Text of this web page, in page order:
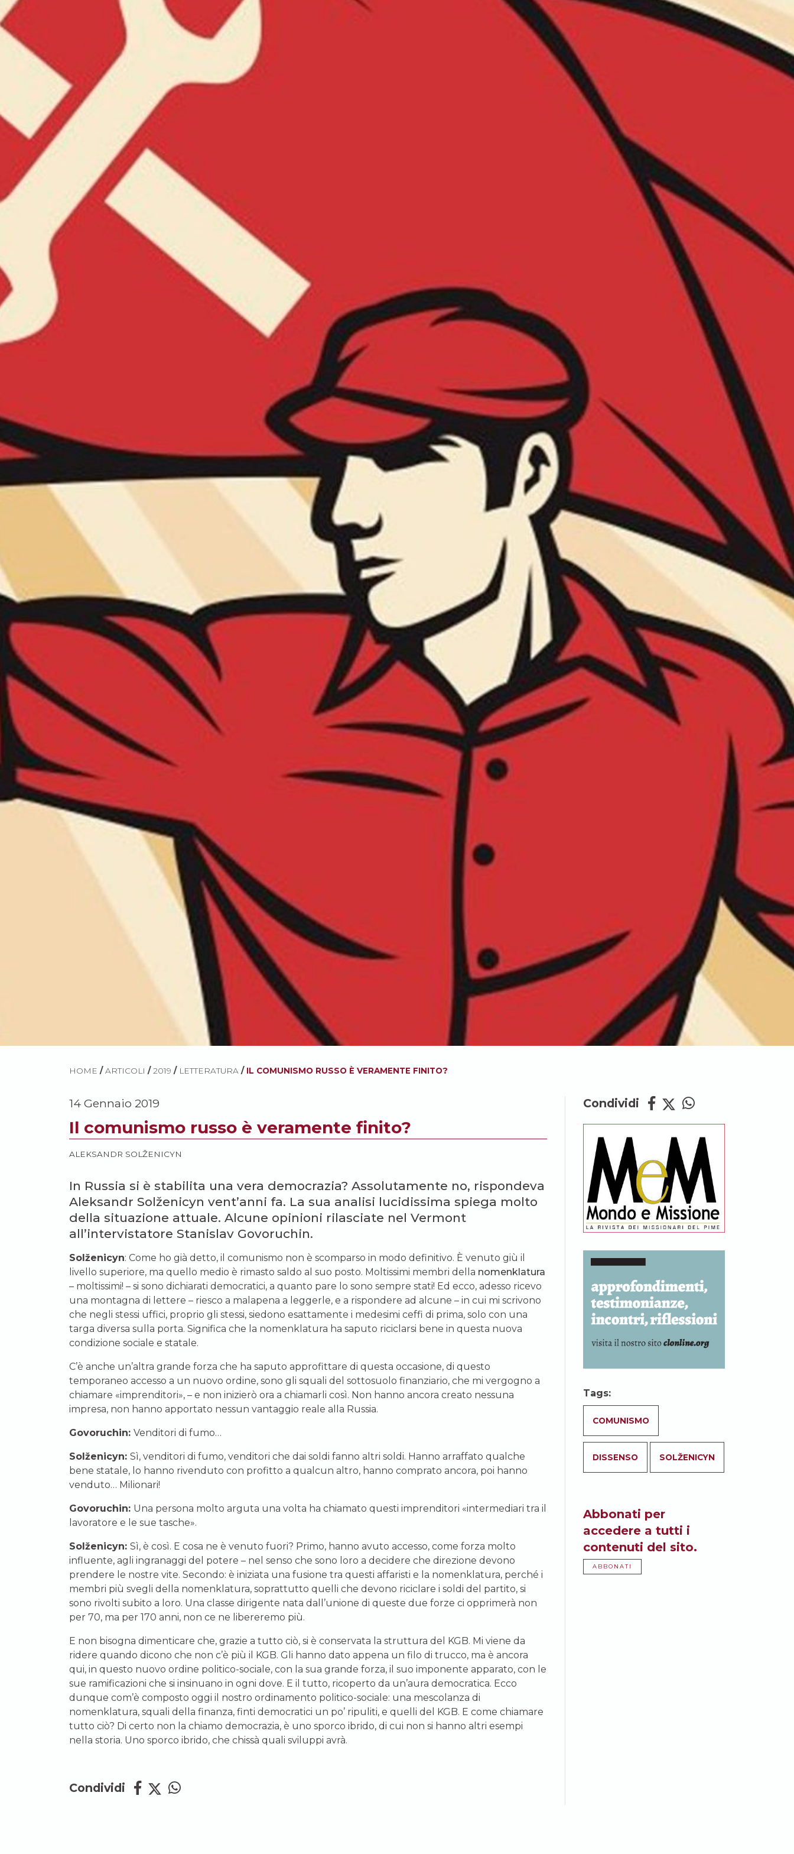
HOME / ARTICOLI / 2019 / LETTERATURA / IL COMUNISMO RUSSO È VERAMENTE FINITO?
14 Gennaio 2019
Il comunismo russo è veramente finito?
ALEKSANDR SOLŽENICYN
In Russia si è stabilita una vera democrazia? Assolutamente no, rispondeva
Aleksandr Solženicyn vent’anni fa. La sua analisi lucidissima spiega molto
della situazione attuale. Alcune opinioni rilasciate nel Vermont
all’intervistatore Stanislav Govoruchin.
Solženicyn: Come ho già detto, il comunismo non è scomparso in modo definitivo. È venuto giù il
livello superiore, ma quello medio è rimasto saldo al suo posto. Moltissimi membri della nomenklatura
– moltissimi! – si sono dichiarati democratici, a quanto pare lo sono sempre stati! Ed ecco, adesso ricevo
una montagna di lettere – riesco a malapena a leggerle, e a rispondere ad alcune – in cui mi scrivono
che negli stessi uffici, proprio gli stessi, siedono esattamente i medesimi ceffi di prima, solo con una
targa diversa sulla porta. Significa che la nomenklatura ha saputo riciclarsi bene in questa nuova
condizione sociale e statale.
C’è anche un’altra grande forza che ha saputo approfittare di questa occasione, di questo
temporaneo accesso a un nuovo ordine, sono gli squali del sottosuolo finanziario, che mi vergogno a
chiamare «imprenditori», – e non inizierò ora a chiamarli così. Non hanno ancora creato nessuna
impresa, non hanno apportato nessun vantaggio reale alla Russia.
Govoruchin: Venditori di fumo…
Solženicyn: Sì, venditori di fumo, venditori che dai soldi fanno altri soldi. Hanno arraffato qualche
bene statale, lo hanno rivenduto con profitto a qualcun altro, hanno comprato ancora, poi hanno
venduto… Milionari!
Govoruchin: Una persona molto arguta una volta ha chiamato questi imprenditori «intermediari tra il
lavoratore e le sue tasche».
Solženicyn: Sì, è così. E cosa ne è venuto fuori? Primo, hanno avuto accesso, come forza molto
influente, agli ingranaggi del potere – nel senso che sono loro a decidere che direzione devono
prendere le nostre vite. Secondo: è iniziata una fusione tra questi affaristi e la nomenklatura, perché i
membri più svegli della nomenklatura, soprattutto quelli che devono riciclare i soldi del partito, si
sono rivolti subito a loro. Una classe dirigente nata dall’unione di queste due forze ci opprimerà non
per 70, ma per 170 anni, non ce ne libereremo più.
E non bisogna dimenticare che, grazie a tutto ciò, si è conservata la struttura del KGB. Mi viene da
ridere quando dicono che non c’è più il KGB. Gli hanno dato appena un filo di trucco, ma è ancora
qui, in questo nuovo ordine politico-sociale, con la sua grande forza, il suo imponente apparato, con le
sue ramificazioni che si insinuano in ogni dove. E il tutto, ricoperto da un’aura democratica. Ecco
dunque com’è composto oggi il nostro ordinamento politico-sociale: una mescolanza di
nomenklatura, squali della finanza, finti democratici un po’ ripuliti, e quelli del KGB. E come chiamare
tutto ciò? Di certo non la chiamo democrazia, è uno sporco ibrido, di cui non si hanno altri esempi
nella storia. Uno sporco ibrido, che chissà quali sviluppi avrà.
Condividi
Condividi
Tags:
COMUNISMO
DISSENSO SOLŽENICYN
Abbonati per
accedere a tutti i
contenuti del sito.
ABBONATI